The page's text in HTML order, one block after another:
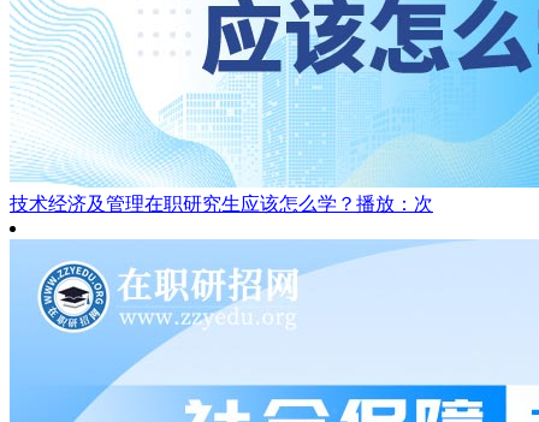
技术经济及管理在职研究生应该怎么学？ 播放：次